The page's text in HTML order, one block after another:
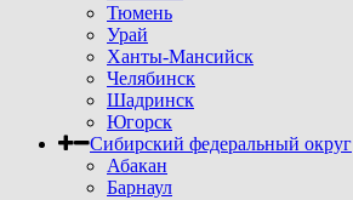
Тюмень
Урай
Ханты-Мансийск
Челябинск
Шадринск
Югорск
Сибирский федеральный округ
Абакан
Барнаул